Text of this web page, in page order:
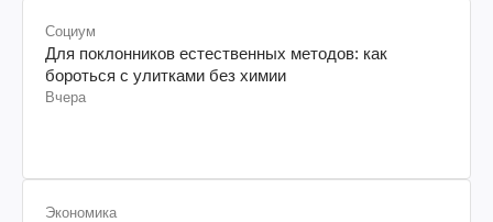
Социум
Для поклонников естественных методов: как
бороться с улитками без химии
Вчера
Экономика